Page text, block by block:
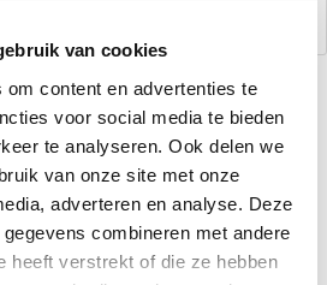
van cookies
om content en advertenties te
voor social media te bieden
te analyseren. Ook delen we
van onze site met onze
adverteren en analyse. Deze
combineren met andere
heeft verstrekt of die ze hebben